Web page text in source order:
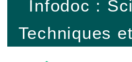
Infodoc :
Techniques